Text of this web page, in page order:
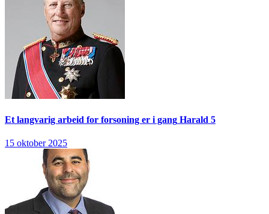
Et langvarig arbeid for forsoning er i gang Harald 5
15 oktober 2025